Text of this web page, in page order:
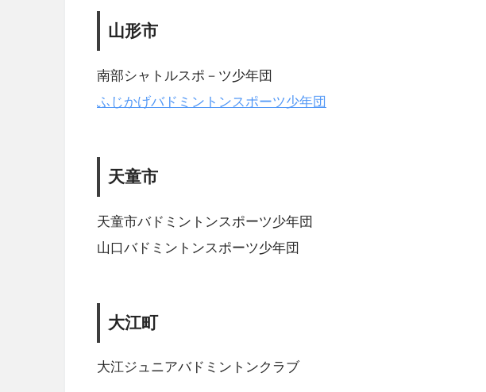
山形市
南部シャトルスポ－ツ少年団
ふじかげバドミントンスポーツ少年団
天童市
天童市バドミントンスポーツ少年団
山口バドミントンスポーツ少年団
大江町
大江ジュニアバドミントンクラブ